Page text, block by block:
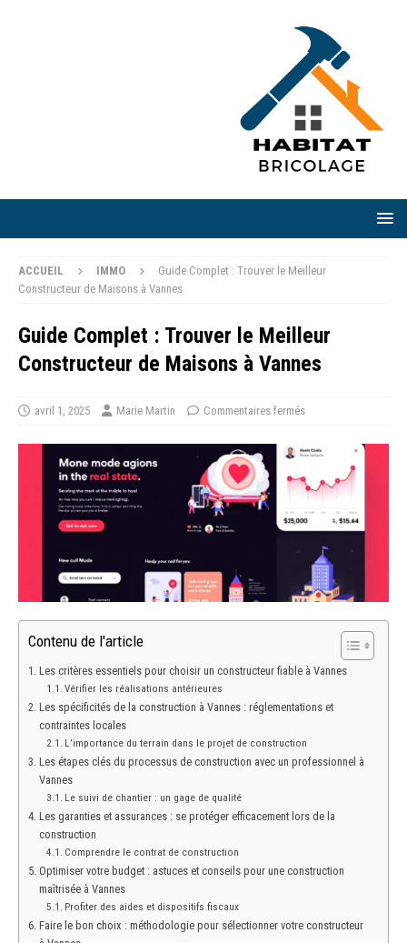
ACCUEIL IMMO
Guide Complet : Trouver le Meilleur
Constructeur de Maisons à Vannes
Guide Complet : Trouver le Meilleur
Constructeur de Maisons à Vannes
avril 1, 2025 Marie Martin Commentaires fermés
Contenu de l'article
Les critères essentiels pour choisir un constructeur fiable à Vannes
Vérifier les réalisations antérieures
Les spécificités de la construction à Vannes : réglementations et
contraintes locales
L’importance du terrain dans le projet de construction
Les étapes clés du processus de construction avec un professionnel à
Vannes
Le suivi de chantier : un gage de qualité
Les garanties et assurances : se protéger efficacement lors de la
construction
Comprendre le contrat de construction
Optimiser votre budget : astuces et conseils pour une construction
maîtrisée à Vannes
Profiter des aides et dispositifs fiscaux
Faire le bon choix : méthodologie pour sélectionner votre constructeur